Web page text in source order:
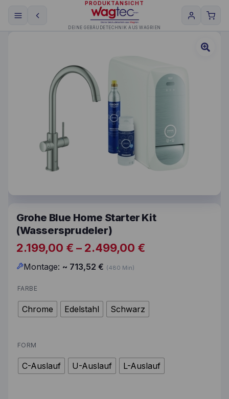
PRODUKTANSICHT
DEINE GEBÄUDETECHNIK AUS WAGRIEN
Grohe Blue Home Starter Kit
(Wassersprudeler)
2.199,00 € – 2.499,00 €
Montage: ~ 713,52 € (480 Min)
FARBE
Chrome Edelstahl Schwarz
FORM
C-Auslauf U-Auslauf L-Auslauf